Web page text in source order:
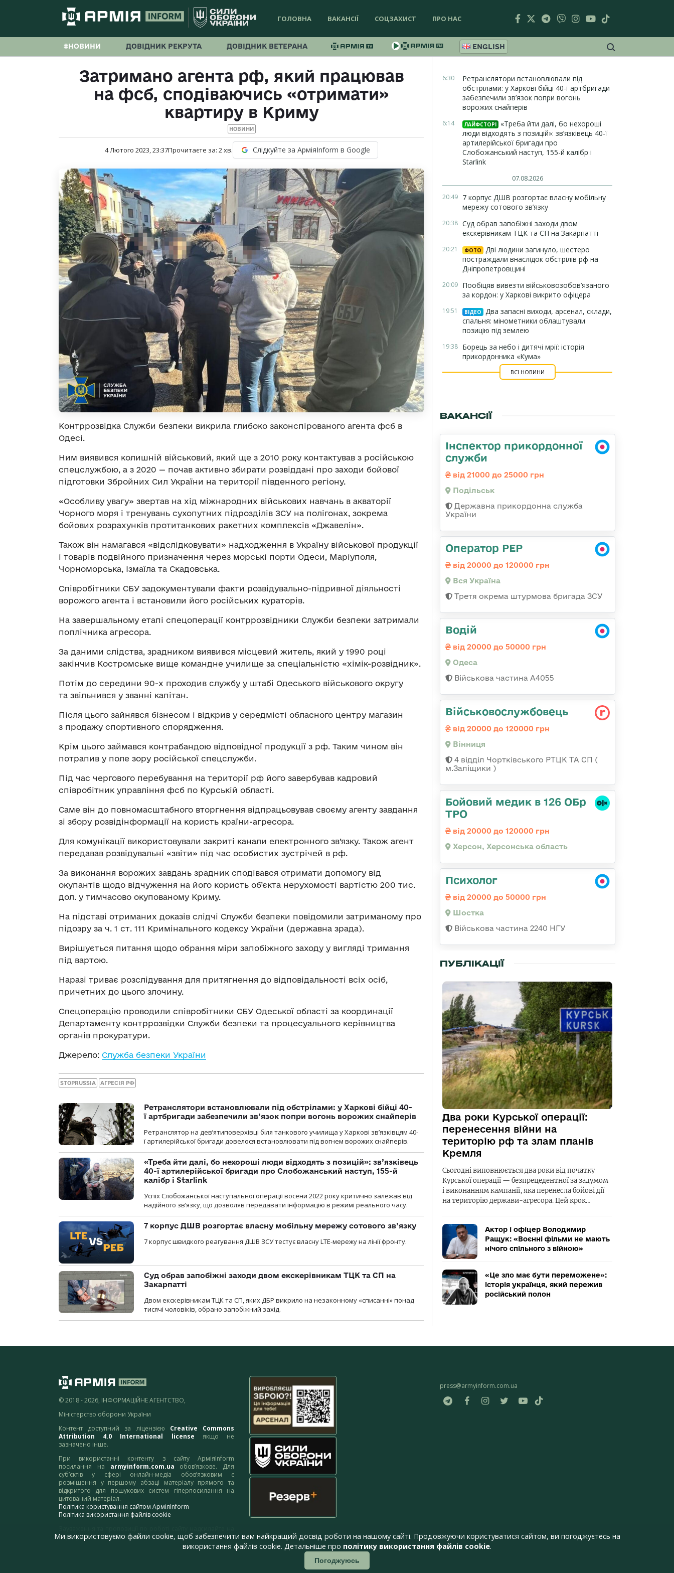
ГОЛОВНА ВАКАНСІЇ СОЦЗАХИСТ ПРО НАС
#НОВИНИ ДОВІДНИК РЕКРУТА ДОВІДНИК ВЕТЕРАНА ENGLISH
Затримано агента рф, який працював
на фсб, сподіваючись «отримати»
квартиру в Криму
НОВИНИ
4 Лютого 2023, 23:37Прочитаєте за: 2хв. Слідкуйте за АрміяInform в Google
Контррозвідка Служби безпеки викрила глибоко законспірованого агента фсб в
Одесі.
Ним виявився колишній військовий, який ще з 2010 року контактував з російською
спецслужбою, а з 2020 — почав активно збирати розвіддані про заходи бойової
підготовки Збройних Сил України на території південного регіону.
«Особливу увагу» звертав на хід міжнародних військових навчань в акваторії
Чорного моря і тренувань сухопутних підрозділів ЗСУ на полігонах, зокрема
бойових розрахунків протитанкових ракетних комплексів «Джавелін».
Також він намагався «відслідковувати» надходження в Україну військової продукції
і товарів подвійного призначення через морські порти Одеси, Маріуполя,
Чорноморська, Ізмаїла та Скадовська.
Співробітники СБУ задокументували факти розвідувально-підривної діяльності
ворожого агента і встановили його російських кураторів.
На завершальному етапі спецоперації контррозвідники Служби безпеки затримали
поплічника агресора.
За даними слідства, зрадником виявився місцевий житель, який у 1990 році
закінчив Костромське вище командне училище за спеціальністю «хімік-розвідник».
Потім до середини 90-х проходив службу у штабі Одеського військового округу
та звільнився у званні капітан.
Після цього зайнявся бізнесом і відкрив у середмісті обласного центру магазин
з продажу спортивного спорядження.
Крім цього займався контрабандою відповідної продукції з рф. Таким чином він
потрапив у поле зору російської спецслужби.
Під час чергового перебування на території рф його завербував кадровий
співробітник управління фсб по Курській області.
Саме він до повномасштабного вторгнення відпрацьовував своєму агенту завдання
зі збору розвідінформації на користь країни-агресора.
Для комунікації використовували закриті канали електронного зв’язку. Також агент
передавав розвідувальні «звіти» під час особистих зустрічей в рф.
За виконання ворожих завдань зрадник сподівався отримати допомогу від
окупантів щодо відчуження на його користь об’єкта нерухомості вартістю 200 тис.
дол. у тимчасово окупованому Криму.
На підставі отриманих доказів слідчі Служби безпеки повідомили затриманому про
підозру за ч. 1 ст. 111 Кримінального кодексу України (державна зрада).
Вирішується питання щодо обрання міри запобіжного заходу у вигляді тримання
під вартою.
Наразі триває розслідування для притягнення до відповідальності всіх осіб,
причетних до цього злочину.
Спецоперацію проводили співробітники СБУ Одеської області за координації
Департаменту контррозвідки Служби безпеки та процесуального керівництва
органів прокуратури.
Джерело: Служба безпеки України
STOPRUSSIA АГРЕСІЯ РФ
Ретранслятори встановлювали під обстрілами: у Харкові бійці 40-
ї артбригади забезпечили зв’язок попри вогонь ворожих снайперів
Ретранслятор на дев’ятиповерхівці біля танкового училища у Харкові зв’язківцям 40-
ї артилерійської бригади довелося встановлювати під вогнем ворожих снайперів.
«Треба йти далі, бо нехороші люди відходять з позицій»: зв’язківець
40-ї артилерійської бригади про Слобожанський наступ, 155-й
калібр і Starlink
Успіх Слобожанської наступальної операції восени 2022 року критично залежав від
надійного зв’язку, що дозволяв передавати інформацію в режимі реального часу.
7 корпус ДШВ розгортає власну мобільну мережу сотового зв’язку
7 корпус швидкого реагування ДШВ ЗСУ тестує власну LTE-мережу на лінії фронту.
Суд обрав запобіжні заходи двом екскерівникам ТЦК та СП на
Закарпатті
Двом екскерівникам ТЦК та СП, яких ДБР викрило на незаконному «списанні» понад
тисячі чоловіків, обрано запобіжний захід.
6:30
Ретранслятори встановлювали під
обстрілами: у Харкові бійці 40-ї артбригади
забезпечили зв’язок попри вогонь
ворожих снайперів
6:14 ЛАЙФСТОРІ
«Треба йти далі, бо нехороші
люди відходять з позицій»: зв’язківець 40-ї
артилерійської бригади про
Слобожанський наступ, 155-й калібр і
Starlink
07.08.2026
20:49 7 корпус ДШВ розгортає власну мобільну
мережу сотового зв’язку
20:38 Суд обрав запобіжні заходи двом
екскерівникам ТЦК та СП на Закарпатті
20:21 ФОТО
Дві людини загинуло, шестеро
постраждали внаслідок обстрілів рф на
Дніпропетровщині
20:09 Пообіцяв вивезти військовозобов’язаного
за кордон: у Харкові викрито офіцера
19:51 ВІДЕО
Два запасні виходи, арсенал, склади,
спальня: мінометники облаштували
позицію під землею
19:38 Борець за небо і дитячі мрії: історія
прикордонника «Кума»
ВСІ НОВИНИ
ВАКАНСІЇ
Інспектор прикордонної
служби
від 21000 до 25000 грн
Подільськ
Державна прикордонна служба
України
Оператор РЕР
від 20000 до 120000 грн
Вся Україна
Третя окрема штурмова бригада ЗСУ
Водій
від 20000 до 50000 грн
Одеса
Військова частина А4055
Військовослужбовець
від 20000 до 120000 грн
Вінниця
4 відділ Чортківського РТЦК ТА СП (
м.Заліщики )
Бойовий медик в 126 ОБр
ТРО
від 20000 до 120000 грн
Херсон, Херсонська область
Психолог
від 20000 до 50000 грн
Шостка
Військова частина 2240 НГУ
ПУБЛІКАЦІЇ
Два роки Курської операції:
перенесення війни на
територію рф та злам планів
Кремля
Сьогодні виповнюється два роки від початку
Курської операції — безпрецедентної за задумом
і виконанням кампанії, яка перенесла бойові дії
на територію держави-агресора. Цей крок…
Актор і офіцер Володимир
Ращук: «Воєнні фільми не мають
нічого спільного з війною»
«Це зло має бути переможене»:
історія українця, який пережив
російський полон
© 2018 - 2026, ІНФОРМАЦІЙНЕ АГЕНТСТВО,
Міністерство оборони України
Контент доступний за ліцензією Creative Commons
Attribution 4.0 International license якщо не
зазначено інше.
При використанні контенту з сайту АрміяInform
посилання на armyinform.com.ua обов’язкове. Для
суб’єктів у сфері онлайн-медіа обов’язковим є
розміщення у першому абзаці матеріалу прямого та
відкритого для пошукових систем гіперпосилання на
цитований матеріал.
Політика користування сайтом АрміяInform
Політика використання файлів cookie
адресу:webmaster@armyinform.com.ua
press@armyinform.com.ua
Ми використовуємо файли cookie, щоб забезпечити вам найкращий досвід роботи на нашому сайті. Продовжуючи користуватися сайтом, ви погоджуєтесь на
використання файлів cookie. Детальніше про політику використання файлів cookie.
Погоджуюсь